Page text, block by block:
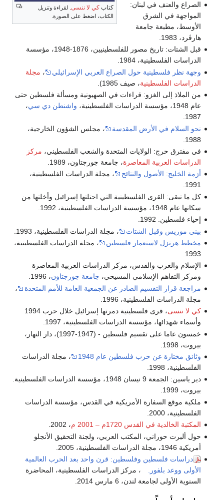
كتاب كي لا ننسى. لقراءة وتنزيل
الكتاب، اضغط على الصورة.
الصراع والعنف في لبنان:
المواجهة في الشرق
الأوسط، مطبعة جامعة
هارڤرد، 1983.
قبل الشتات: تاريخ مصور للفلسطينيين، 1876-1948، مؤسسة
الدراسات الفلسطينية، 1984.
وجهة نظر فلسطينية حول الصراع العربي الإسرائيلي
، مجلة
الدراسات الفلسطينية، صيف 1985).
من الملاذ إلى الغزو: قراءات في الصهيونية ومسألة فلسطين حتى
عام 1948، مؤسسة الدراسات الفلسطينية،
واشنطن دي سي،
1987.
نحو السلام في الأرض المقدسة
، مجلس الشؤون الخارجية،
1988.
في مفترق حرج: الولايات المتحدة والشعب الفلسطيني، مركز
الدراسات العربية المعاصرة، جامعة جورجتاون، 1989.
أزمة الخليج: الأصول والنتائج
، مجلة الدراسات الفلسطينية،
1991.
كل ما تبقى: القرى الفلسطينية التي احتلتها إسرائيل وأخلتها من
سكانها عام 1948، مؤسسة الدراسات الفلسطينية، 1992.
إحياء فلسطين. 1992.
بيني موريس وقبل الشتات
، مجلة الدراسات الفلسطينية، 1993.
مخطط هرتزل لاستعمار فلسطين
، مجلة الدراسات الفلسطينية،
1993.
الإسلام والغرب والقدس، مركز الدراسات العربية المعاصرة
ومركز التفاهم الإسلامي المسيحي، جامعة جورجتاون، 1996.
مراجعة قرار التقسيم الصادر عن الجمعية العامة للأمم المتحدة
،
مجلة الدراسات الفلسطينية، 1996.
كي لا ننسى
، قرى فلسطينية دمرتها إسرائيل خلال حرب 1994
وأسماء شهدائها، مؤسسة الدراسات الفلسطينية، 1997.
خمسون عاما على تقسيم فلسطين - (1947-1997)، دار النهار،
بيروت، 1998.
وثائق مختارة عن حرب فلسطين عام 1948
، مجلة الدراسات
الفلسطينية، 1998.
دير ياسين: الجمعة 9 نيسان 1948، مؤسسة الدراسات الفلسطينية.
بيروت، 1999.
ملكية موقع السفارة الأمريكية في القدس، مؤسسة الدراسات
الفلسطينية، 2000.
المكتبة الخالدية في القدس 1720م – 2001 م
، 2002.
حول ألبرت حوراني، المكتب العربي، ولجنة التحقيق الأنجلو
أمريكية 1946، مجلة الدراسات الفلسطينية، 2005.
دراسات فلسطين وفلسطين: قرن واحد بعد الحرب العالمية
الأولى ووعد بلفور.
، مركز الدراسات الفلسطينية، المحاضرة
السنوية الأولى لجامعة لندن، 6 مارس 2014.